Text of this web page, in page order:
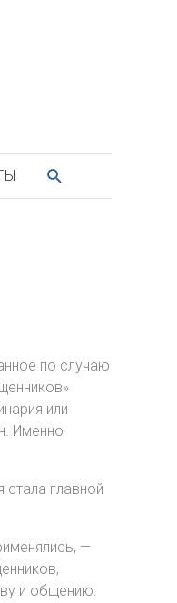
ПОИСК
по случаю
или
Именно
главной
—
и общению.